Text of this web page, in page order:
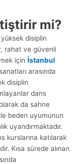
mi?
disiplin
rahat ve güvenli
için İstanbul
arasında
disiplin
dans
da sahne
beden uyumunun
uyandırmaktadır.
kurslarına katılarak
Kısa sürede alınan